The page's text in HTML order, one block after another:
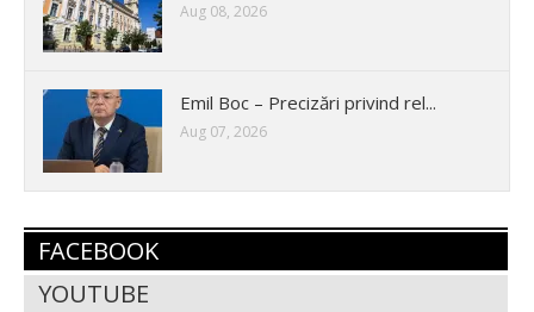
Aug 08, 2026
Emil Boc – Precizări privind rel...
Aug 07, 2026
FACEBOOK
YOUTUBE